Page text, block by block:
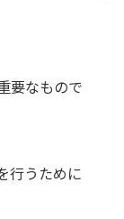
要なもので
行うために